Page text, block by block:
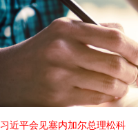
习近平会见塞内加尔总理松科